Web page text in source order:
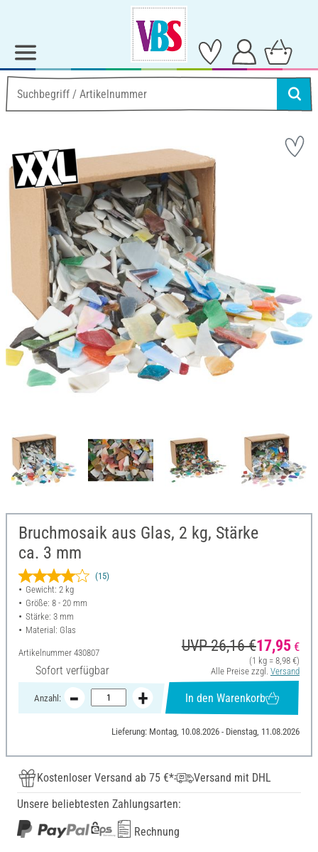
Bruchmosaik aus Glas, 2 kg, Stärke
ca. 3 mm
(15)
Gewicht: 2 kg
Größe: 8 - 20 mm
Stärke: 3 mm
Material: Glas
Artikelnummer 430807
Sofort verfügbar
UVP 26,16 €17,95 €
(1 kg = 8,98 €)
Alle Preise zzgl. Versand
Anzahl: In den Warenkorb
Lieferung: Montag, 10.08.2026 - Dienstag, 11.08.2026
Kostenloser Versand ab 75 €*
Versand mit DHL
Unsere beliebtesten Zahlungsarten:
Rechnung